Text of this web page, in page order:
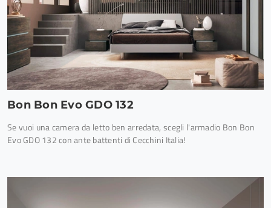
Bon Bon Evo GDO 132
Se vuoi una camera da letto ben arredata, scegli l'armadio Bon Bon
Evo GDO 132 con ante battenti di Cecchini Italia!